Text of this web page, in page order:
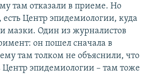
там отказали в приеме. Но
есть Центр эпидемиологии, куда
мазки. Один из журналистов
он пошел сначала в
там толком не объяснили, что
Центр эпидемиологии – там тоже